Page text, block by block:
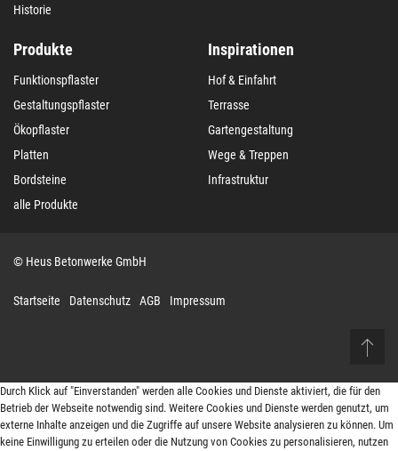
Historie
Produkte
Funktionspflaster
Gestaltungspflaster
Ökopflaster
Platten
Bordsteine
alle Produkte
Inspirationen
Hof & Einfahrt
Terrasse
Gartengestaltung
Wege & Treppen
Infrastruktur
© Heus Betonwerke GmbH
Startseite Datenschutz AGB Impressum
Durch Klick auf "Einverstanden" werden alle Cookies und Dienste aktiviert, die für den
Betrieb der Webseite notwendig sind. Weitere Cookies und Dienste werden genutzt, um
externe Inhalte anzeigen und die Zugriffe auf unsere Website analysieren zu können. Um
keine Einwilligung zu erteilen oder die Nutzung von Cookies zu personalisieren, nutzen